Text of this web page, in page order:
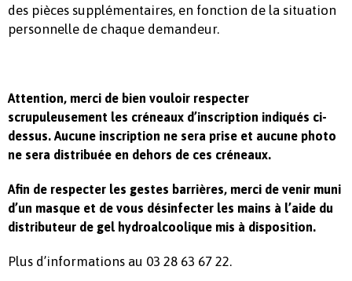
des pièces supplémentaires, en fonction de la situation
personnelle de chaque demandeur.
Attention, merci de bien vouloir respecter
scrupuleusement les créneaux d’inscription indiqués ci-
dessus. Aucune inscription ne sera prise et aucune photo
ne sera distribuée en dehors de ces créneaux.
Afin de respecter les gestes barrières, merci de venir muni
d’un masque et de vous désinfecter les mains à l’aide du
distributeur de gel hydroalcoolique mis à disposition.
Plus d’informations au 03 28 63 67 22.